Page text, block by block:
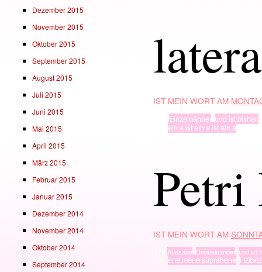
IST MEIN WORT AM
Einzelgänger, und ist bisher.
ein a ist ein a ist ein a
IST MEIN WORT AM
Aussage, Doppelgänger, und ist
ene mene suprahene i
Dezember 2015
November 2015
Oktober 2015
September 2015
August 2015
Juli 2015
Juni 2015
Mai 2015
April 2015
März 2015
Februar 2015
Januar 2015
Dezember 2014
November 2014
Oktober 2014
September 2014